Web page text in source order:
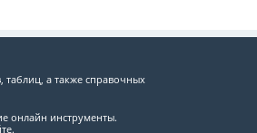
таблиц, а также справочных
онлайн инструменты.